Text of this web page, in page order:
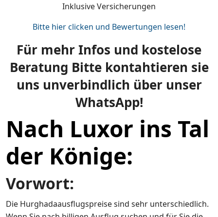
Inklusive Versicherungen
Bitte hier clicken und Bewertungen lesen!
Für mehr Infos und kostelose
Beratung Bitte kontahtieren sie
uns unverbindlich über unser
WhatsApp!
Nach Luxor ins Tal
der Könige:
Vorwort:
Die Hurghadaausflugspreise sind sehr unterschiedlich.